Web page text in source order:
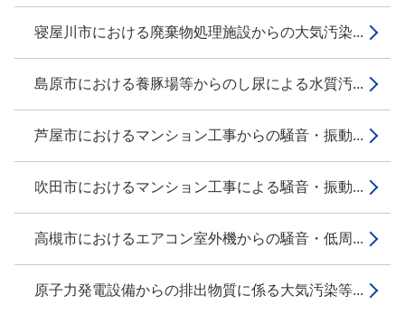
寝屋川市における廃棄物処理施設からの大気汚染...
島原市における養豚場等からのし尿による水質汚...
芦屋市におけるマンション工事からの騒音・振動...
吹田市におけるマンション工事による騒音・振動...
高槻市におけるエアコン室外機からの騒音・低周...
原子力発電設備からの排出物質に係る大気汚染等...